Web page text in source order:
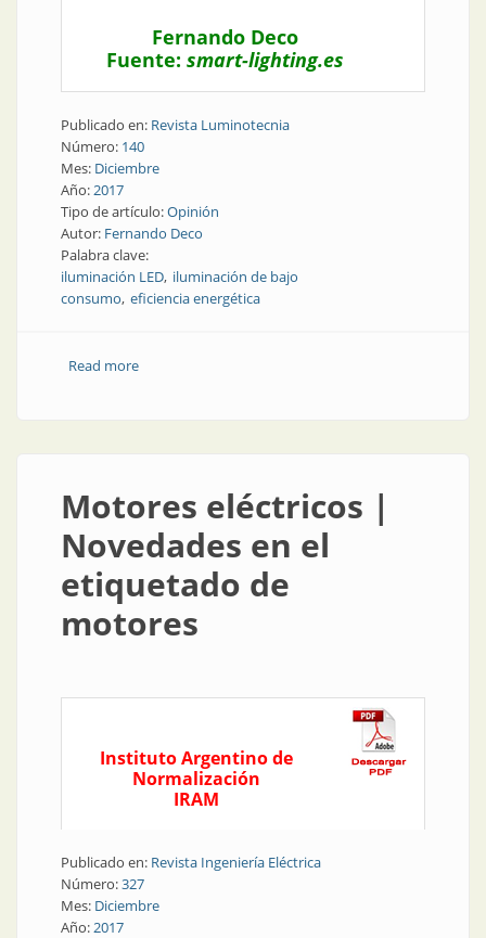
Fernando Deco
Fuente: smart-lighting.es
Publicado en: Revista Luminotecnia
Número: 140
Mes: Diciembre
Año:2017
Tipo de artículo:Opinión
Autor: Fernando Deco
Palabra clave:
iluminación LED iluminación de bajo
consumo eficiencia energética
Read moreabout Opinión | El crecimiento mundial del mercado
Motores eléctricos |
Novedades en el
etiquetado de
motores
Instituto Argentino de
Normalización
IRAM
Publicado en: Revista Ingeniería Eléctrica
Número:327
Mes: Diciembre
Año:2017